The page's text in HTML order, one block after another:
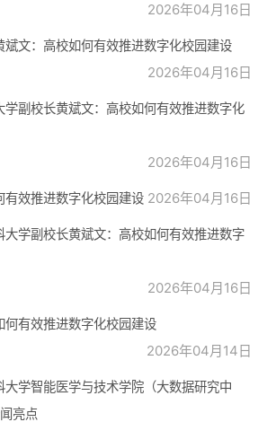
2026年04月16日
斌文：高校如何有效推进数字化校园建设
2026年04月16日
学副校长黄斌文：高校如何有效推进数字化
2026年04月16日
有效推进数字化校园建设 2026年04月16日
大学副校长黄斌文：高校如何有效推进数字
2026年04月16日
何有效推进数字化校园建设
2026年04月14日
大学智能医学与技术学院（大数据研究中
亮点